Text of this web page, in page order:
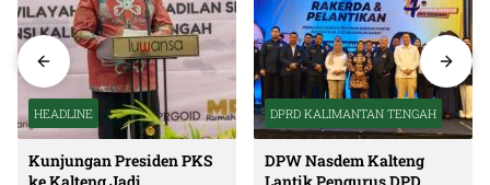
HEADLINE
Kunjungan Presiden PKS
DPRD KALIMANTAN TENGAH
DPW Nasdem Kalteng